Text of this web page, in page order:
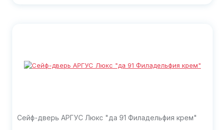
Сейф-дверь АРГУС Люкс "да 91 Филадельфия крем"